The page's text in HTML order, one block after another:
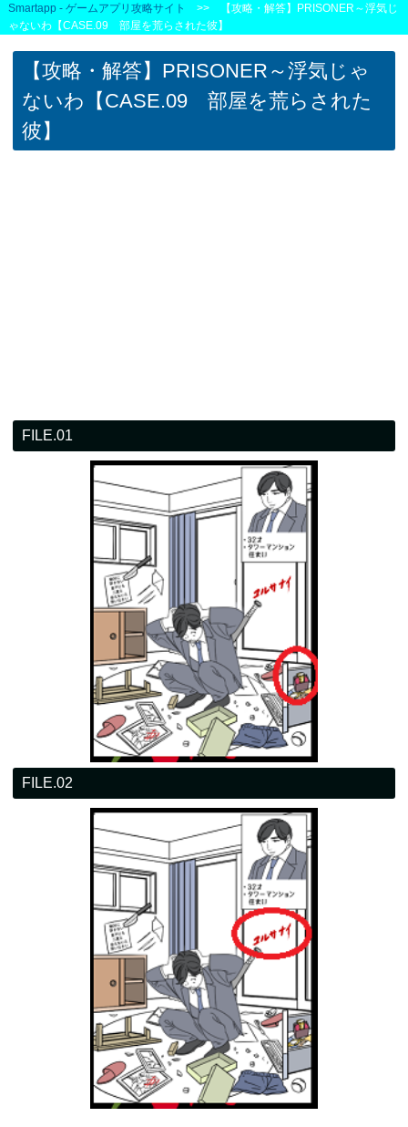
Smartapp - ゲームアプリ攻略サイト
>> 【攻略・解答】PRISONER～浮気じ
ゃないわ【CASE.09 部屋を荒らされた彼】
【攻略・解答】PRISONER～浮気じゃ
ないわ【CASE.09 部屋を荒らされた
彼】
FILE.01
FILE.02